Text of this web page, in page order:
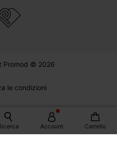
Account Carrello
Promod © 2026